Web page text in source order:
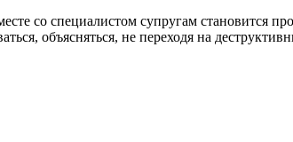
со специалистом супругам становится
объясняться, не переходя на